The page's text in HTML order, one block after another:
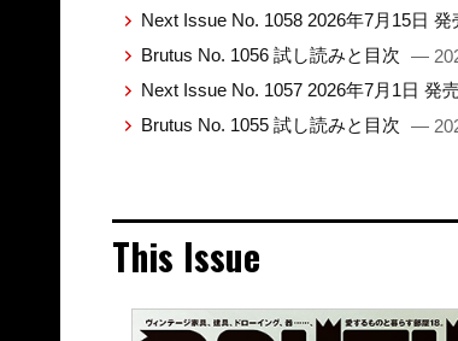
Next Issue No. 1058 2026年7月15日 発
Brutus No. 1056 試し読みと目次 —
Next Issue No. 1057 2026年7月1日 発売
Brutus No. 1055 試し読みと目次 —
This Issue